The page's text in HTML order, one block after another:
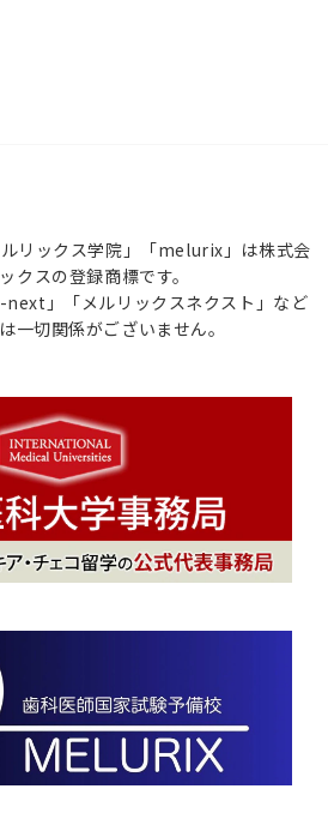
リックス学院」「melurix」は株式会
クスの登録商標です。
next」「メルリックスネクスト」など
一切関係がございません。